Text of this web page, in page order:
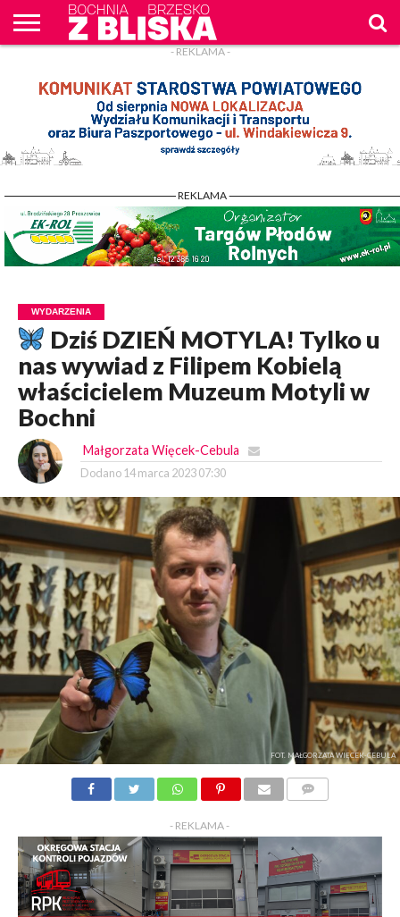
WPROST
REKLAM
- REKLAMA -
- REKLAMA -
WYDARZENIA
Dziś DZIEŃ MOTYLA! Tylko u
nas wywiad z Filipem Kobielą
właścicielem Muzeum Motyli w
Bochni
Małgorzata Więcek-Cebula
Dodano 14 marca 2023 07:30
FOT. MAŁGORZATA WIĘCEK-CEBULA
- REKLAMA -